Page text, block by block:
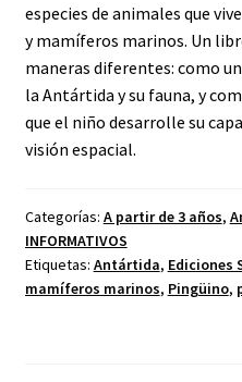
especies de animales que
y mamíferos marinos. Un
maneras diferentes: como
la Antártida y su fauna, y
que el niño desarrolle su
visión espacial.
Categorías: A partir de 3 años,
INFORMATIVOS
Etiquetas: Antártida, Ediciones
mamíferos marinos, Pingüino,